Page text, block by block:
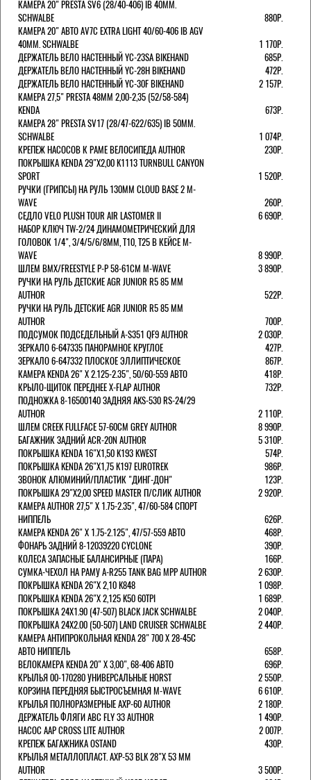
КАМЕРА 20" PRESTA SV6 (28/40-406) IB 40MM.
SCHWALBE
880Р.
КАМЕРА 20" АВТО AV7C EXTRA LIGHT 40/60-406 IB AGV
40MM. SCHWALBE
1 170Р.
ДЕРЖАТЕЛЬ ВЕЛО НАСТЕННЫЙ YC-23SA BIKEHAND
685Р.
ДЕРЖАТЕЛЬ ВЕЛО НАСТЕННЫЙ YC-28H BIKEHAND
472Р.
ДЕРЖАТЕЛЬ ВЕЛО НАСТЕННЫЙ YC-30F BIKEHAND
2 157Р.
КАМЕРА 27,5" PRESTA 48ММ 2,00-2,35 (52/58-584)
KENDA
673Р.
КАМЕРА 28" PRESTA SV17 (28/47-622/635) IB 50MM.
SCHWALBE
1 074Р.
КРЕПЕЖ НАСОСОВ К РАМЕ ВЕЛОСИПЕДА AUTHOR
230Р.
ПОКРЫШКА KENDA 29"Х2,00 K1113 TURNBULL CANYON
SPORT
1 520Р.
РУЧКИ (ГРИПСЫ) НА РУЛЬ 130ММ CLOUD BASE 2 M-
WAVE
260Р.
СЕДЛО VELO PLUSH TOUR AIR LASTOMER II
6 690Р.
НАБОР КЛЮЧ TW-2/24 ДИНАМОМЕТРИЧЕСКИЙ ДЛЯ
ГОЛОВОК 1/4", 3/4/5/6/8ММ, T10, T25 В КЕЙСЕ M-
WAVE
8 990Р.
ШЛЕМ ВМХ/FREESTYLE Р-Р 58-61СМ M-WAVE
3 890Р.
РУЧКИ НА РУЛЬ ДЕТСКИЕ AGR JUNIOR R5 85 ММ
AUTHOR
522Р.
РУЧКИ НА РУЛЬ ДЕТСКИЕ AGR JUNIOR R5 85 ММ
AUTHOR
700Р.
ПОДСУМОК ПОДСЕДЕЛЬНЫЙ A-S351 QF9 AUTHOR
2 030Р.
ЗЕРКАЛО 6-647335 ПАНОРАМНОЕ КРУГЛОЕ
427Р.
ЗЕРКАЛО 6-647332 ПЛОСКОЕ ЭЛЛИПТИЧЕСКОЕ
867Р.
КАМЕРА KENDA 26" Х 2.125-2.35", 50/60-559 АВТО
418Р.
КРЫЛО-ЩИТОК ПЕРЕДНЕЕ X-FLAP AUTHOR
732Р.
ПОДНОЖКА 8-16500140 ЗАДНЯЯ AKS-530 RS-24/29
AUTHOR
2 110Р.
ШЛЕМ CREEK FULLFACE 57-60СМ GREY AUTHOR
8 990Р.
БАГАЖНИК ЗАДНИЙ ACR-20N AUTHOR
5 310Р.
ПОКРЫШКА KENDA 16"Х1,50 K193 KWEST
574Р.
ПОКРЫШКА KENDA 26"Х1,75 K197 EUROTREK
986Р.
ЗВОНОК АЛЮМИНИЙ/ПЛАСТИК "ДИНГ-ДОН"
123Р.
ПОКРЫШКА 29"Х2,00 SPEED MASTER П/СЛИК AUTHOR
2 920Р.
КАМЕРА AUTHOR 27,5" Х 1.75-2.35", 47/60-584 СПОРТ
НИППЕЛЬ
626Р.
КАМЕРА KENDA 26" Х 1.75-2.125", 47/57-559 АВТО
468Р.
ФОНАРЬ ЗАДНИЙ 8-12039220 CYCLONE
390Р.
КОЛЕСА ЗАПАСНЫЕ БАЛАНСИРНЫЕ (ПАРА)
166Р.
CУМКА-ЧЕХОЛ НА РАМУ A-R255 TANK BAG MPP AUTHOR
2 630Р.
ПОКРЫШКА KENDA 26"Х 2,10 K848
1 098Р.
ПОКРЫШКА KENDA 26"Х 2,125 K50 60TPI
1 689Р.
ПОКРЫШКА 24X1.90 (47-507) BLACK JACK SCHWALBE
2 040Р.
ПОКРЫШКА 24X2.00 (50-507) LAND CRUISER SCHWALBE
2 440Р.
КАМЕРА АНТИПРОКОЛЬНАЯ KENDA 28" 700 Х 28-45C
АВТО НИППЕЛЬ
658Р.
ВЕЛОКАМЕРА KENDA 20" Х 3,00", 68-406 АВТО
696Р.
КРЫЛЬЯ 00-170280 УНИВЕРСАЛЬНЫЕ HORST
2 550Р.
КОРЗИНА ПЕРЕДНЯЯ БЫСТРОСЪЕМНАЯ M-WAVE
6 610Р.
КРЫЛЬЯ ПОЛНОРАЗМЕРНЫЕ AXP-60 AUTHOR
2 180Р.
ДЕРЖАТЕЛЬ ФЛЯГИ АВС FLY 33 AUTHOR
1 490Р.
НАСОС AAP CROSS LITE AUTHOR
2 007Р.
КРЕПЕЖ БАГАЖНИКА OSTAND
430Р.
КРЫЛЬЯ МЕТАЛЛОПЛАСТ. AXP-53 BLK 28"Х 53 ММ
AUTHOR
3 500Р.